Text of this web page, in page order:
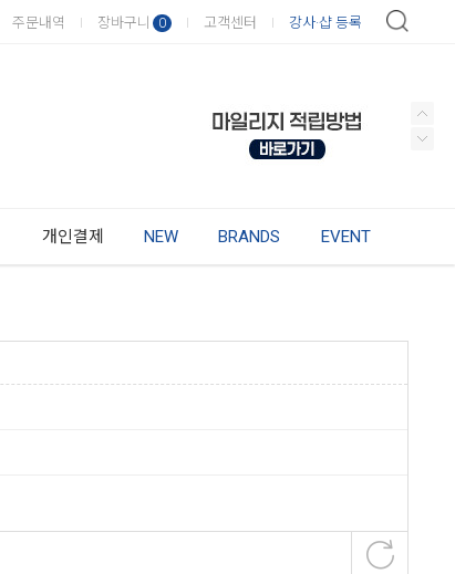
주문내역 장바구니 0 고객센터 강사·샵 등록
개인결제 NEW BRANDS EVENT